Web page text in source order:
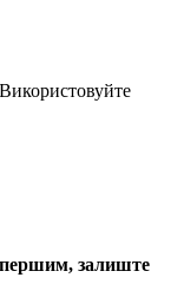
першим, залиште